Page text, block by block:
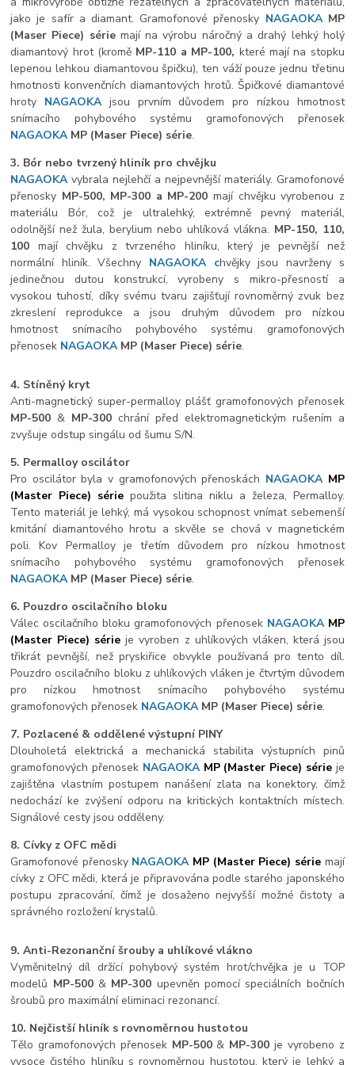
jako je safír a diamant. Gramofonové přenosky NAGAOKA MP
(Maser Piece) sériemají na výrobu náročný a drahý lehký holý
diamantový hrot (kromě MP-110 a MP-100, které mají na stopku
lepenou lehkou diamantovou špičku), ten váží pouze jednu třetinu
hmotnosti konvenčních diamantových hrotů. Špičkové diamantové
hroty NAGAOKAjsou prvním důvodem pro nízkou hmotnost
snímacího pohybového systému gramofonových přenosek
NAGAOKA MP (Maser Piece) série.
3. Bór nebo tvrzený hliník pro chvějku
NAGAOKAvybrala nejlehčí a nejpevnější materiály. Gramofonové
přenosky MP-500, MP-300 a MP-200 mají chvějku vyrobenou z
materiálu Bór, což je ultralehký, extrémně pevný materiál,
odolnější než žula, berylium nebo uhlíková vlákna. MP-150, 110,
100 mají chvějku z tvrzeného hliníku, který je pevnější než
normální hliník. Všechny NAGAOKA chvějky jsou navrženy s
jedinečnou dutou konstrukcí, vyrobeny s mikro-přesností a
vysokou tuhostí, díky svému tvaru zajišťují rovnoměrný zvuk bez
zkreslení reprodukce a jsou druhým důvodem pro nízkou
hmotnost snímacího pohybového systému gramofonových
přenosek NAGAOKA MP (Maser Piece) série.
4. Stíněný kryt
Anti-magnetický super-permalloy plášť gramofonových přenosek
MP-500 & MP-300 chrání před elektromagnetickým rušením a
zvyšuje odstup singálu od šumu S/N.
5. Permalloy oscilátor
Pro oscilátor byla v gramofonových přenoskách NAGAOKA MP
(Master Piece) sériepoužita slitina niklu a železa, Permalloy.
Tento materiál je lehký, má vysokou schopnost vnímat sebemenší
kmitání diamantového hrotu a skvěle se chová v magnetickém
poli. Kov Permalloy je třetím důvodem pro nízkou hmotnost
snímacího pohybového systému gramofonových přenosek
NAGAOKA MP (Maser Piece) série.
6. Pouzdro oscilačního bloku
Válec oscilačního bloku gramofonových přenosek NAGAOKA MP
(Master Piece) série je vyroben z uhlíkových vláken, která jsou
třikrát pevnější, než pryskiřice obvykle používaná pro tento díl.
Pouzdro oscilačního bloku z uhlíkových vláken je čtvrtým důvodem
pro nízkou hmotnost snímacího pohybového systému
gramofonových přenosek NAGAOKA MP (Maser Piece) série.
7. Pozlacené & oddělené výstupní PINY
Dlouholetá elektrická a mechanická stabilita výstupních pinů
gramofonových přenosek NAGAOKA MP (Master Piece) série je
zajištěna vlastním postupem nanášení zlata na konektory, čímž
nedochází ke zvýšení odporu na kritických kontaktních místech.
Signálové cesty jsou odděleny.
8. Cívky z OFC mědi
Gramofonové přenosky NAGAOKA MP (Master Piece) série mají
cívky z OFC mědi, která je připravována podle starého japonského
postupu zpracování, čímž je dosaženo nejvyšší možné čistoty a
správného rozložení krystalů.
9. Anti-Rezonanční šrouby a uhlíkové vlákno
Vyměnitelný díl držící pohybový systém hrot/chvějka je u TOP
modelů MP-500& MP-300 upevněn pomocí speciálních bočních
šroubů pro maximální eliminaci rezonancí.
10. Nejčistší hliník s rovnoměrnou hustotou
Tělo gramofonových přenosek MP-500& MP-300 je vyrobeno z
vysoce čistého hliníku s rovnoměrnou hustotou, který je lehký a